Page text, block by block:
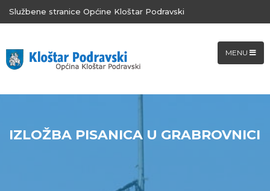
Službene stranice Općine Kloštar Podravski
MENU
IZLOŽBA PISANICA U GRABROVNICI